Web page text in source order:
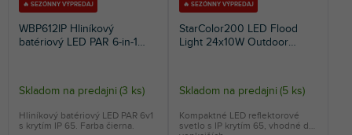
🔥 SEZÓNNY VÝPREDAJ
WBP612IP Hliníkový
batériový LED PAR 6-in-1
Skladom na predajni (3 ks)
Hliníkový batériový LED PAR 6v1
s krytím IP 65. Farba čierna.
🔥 SEZÓNNY VÝPREDAJ
StarColor200 LED Flood
Light 24x10W Outdoor
Skladom na predajni (5 ks)
Kompaktné LED reflektorové
svetlo s IP krytím 65, vhodné do